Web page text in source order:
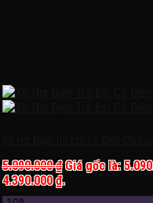
5.090.000₫ Giá gốc là:
4.390.000 ₫.